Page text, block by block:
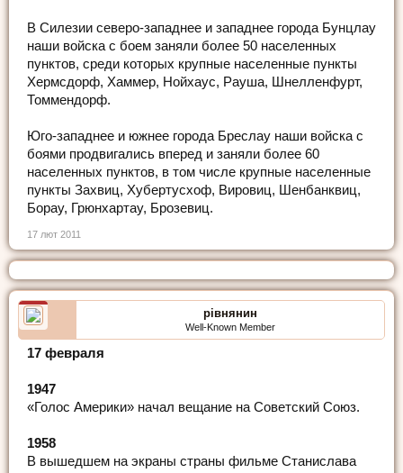
В Силезии северо-западнее и западнее города Бунцлау
наши войска с боем заняли более 50 населенных
пунктов, среди которых крупные населенные пункты
Хермсдорф, Хаммер, Нойхаус, Рауша, Шнелленфурт,
Томмендорф.
Юго-западнее и южнее города Бреслау наши войска с
боями продвигались вперед и заняли более 60
населенных пунктов, в том числе крупные населенные
пункты Захвиц, Хубертусхоф, Вировиц, Шенбанквиц,
Борау, Грюнхартау, Брозевиц.
17 лют 2011
рівнянин
Well-Known Member
17 февраля
1947
«Голос Америки» начал вещание на Советский Союз.
1958
В вышедшем на экраны страны фильме Станислава